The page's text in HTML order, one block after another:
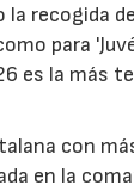
recogida
para
es la más
con
en la